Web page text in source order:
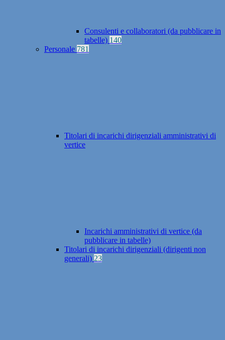
Consulenti e collaboratori (da pubblicare in
tabelle) 140
Personale 781
Titolari di incarichi dirigenziali amministrativi di
vertice
Incarichi amministrativi di vertice (da
pubblicare in tabelle)
Titolari di incarichi dirigenziali (dirigenti non
generali) 23